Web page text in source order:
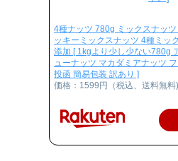
4種ナッツ 780g ミックスナッ
ッキーミックスナッツ 4種ミッ
添加 [ 1kgより少し少ない780g
ューナッツ マカダミアナッツ
投函 簡易包装 訳あり ]
価格：1599円（税込、送料無料)